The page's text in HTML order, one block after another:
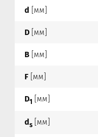
d [мм]
D [мм]
B [мм]
F [мм]
D1 [мм]
ds [мм]